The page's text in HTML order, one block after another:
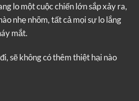
lo một cuộc chiến lớn sắp xảy ra,
nhẹ nhõm, tất cả mọi sự lo lắng
mắt.
sẽ không có thêm thiệt hại nào